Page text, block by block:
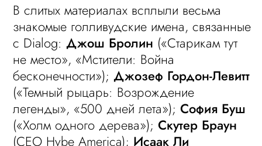
В слитых материалах всплыли весьма
знакомые голливудские имена, связанные
с Dialog:Джош Бролин («Старикам тут
не место», «Мстители: Война
бесконечности»);Джозеф Гордон-Левитт
(«Темный рыцарь: Возрождение
легенды», «500 дней лета»);София Буш
(«Холм одного дерева»);Скутер Браун
(CEO Hybe America); Исаак Ли